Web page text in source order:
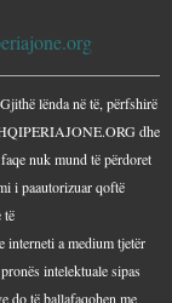
lënda në të, përfshirë
dhe
nuk mund të përdoret
i paautorizuar qoftë
të
a medium tjetër
intelektuale sipas
do të ballafaqohen me